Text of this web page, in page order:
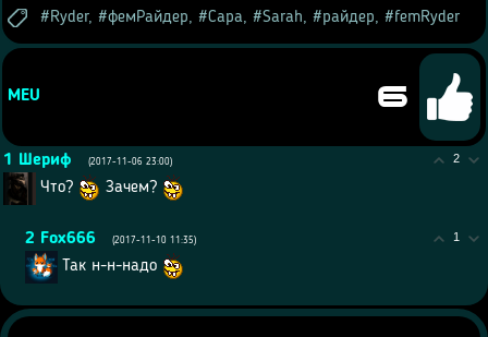
Ryder, фемРайдер, Сара, Sarah, райдер, femRyder
MEU 6
2
1 Шериф (2017-11-06 23:00)
Что? Зачем?
1
2 Fox666 (2017-11-10 11:35)
Так н-н-надо